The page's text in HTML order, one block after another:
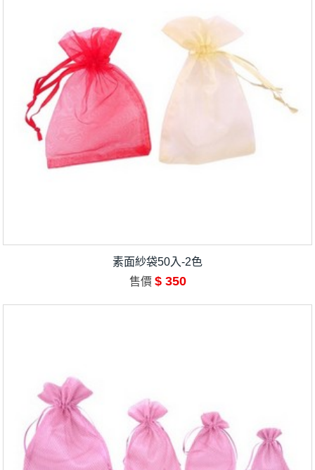
素面紗袋50入-2色
售價 $ 350